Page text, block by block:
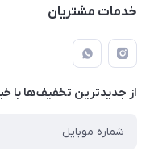
حساب کاربری
لیست محصولات
درباره ما
خدمات مشتریان
راهنما
قوانین و مقررات
حریم خصوصی
از جدید‌ترین تخفیف‌ها با‌